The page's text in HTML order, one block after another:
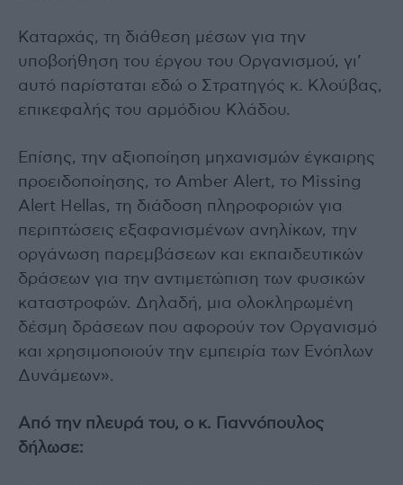
Καταρχάς, τη διάθεση μέσων για την
υποβοήθηση του έργου του Οργανισμού, γι’
αυτό παρίσταται εδώ ο Στρατηγός κ. Κλούβας,
επικεφαλής του αρμόδιου Κλάδου.
Επίσης, την αξιοποίηση μηχανισμών έγκαιρης
προειδοποίησης, το Amber Alert, το Missing
Alert Hellas, τη διάδοση πληροφοριών για
περιπτώσεις εξαφανισμένων ανηλίκων, την
οργάνωση παρεμβάσεων και εκπαιδευτικών
δράσεων για την αντιμετώπιση των φυσικών
καταστροφών. Δηλαδή, μια ολοκληρωμένη
δέσμη δράσεων που αφορούν τον Οργανισμό
και χρησιμοποιούν την εμπειρία των Ενόπλων
Δυνάμεων».
Από την πλευρά του, ο κ. Γιαννόπουλος
δήλωσε: